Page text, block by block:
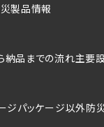
製品情報
納品までの流れ主要
ジパッケージ以外防